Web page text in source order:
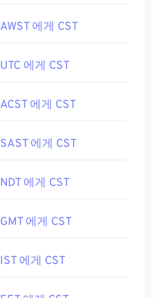
AWST 에게 CST
UTC 에게 CST
ACST 에게 CST
SAST 에게 CST
NDT 에게 CST
GMT 에게 CST
IST 에게 CST